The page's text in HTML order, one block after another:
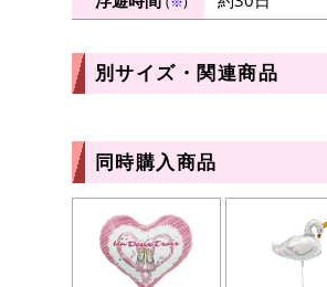
別サイズ・関連商品
同時購入商品